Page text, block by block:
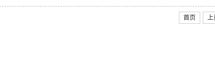
首页 上